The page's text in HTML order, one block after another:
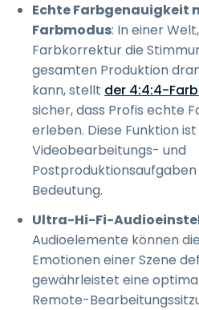
Echte Farbgenauigkeit
Farbmodus: In einer
Farbkorrektur die
gesamten Produktion
kann, stellt der 4:4:4-
sicher, dass Profis echte
erleben. Diese Funktion
Videobearbeitungs- und
Bedeutung.
Ultra-Hi-Fi-
Audioelemente können
Emotionen einer Szene
gewährleistet eine
Remote-